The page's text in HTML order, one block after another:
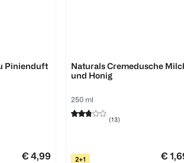
Pinienduft
€ 4,99
Naturals Cremedusche
und Honig
250 ml
(13)
€